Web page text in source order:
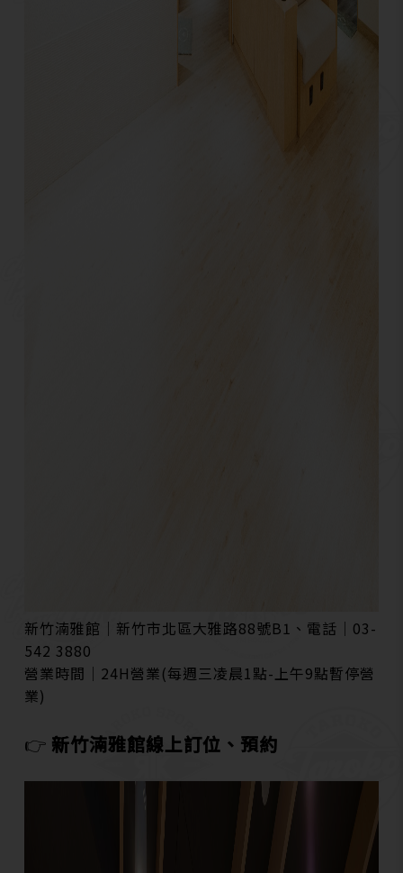
新竹湳雅館│新竹市北區大雅路88號B1、電話│ 03-
542 3880
營業時間│24H營業(每週三凌晨1點-上午9點暫停營
業)
👉 新竹湳雅館線上訂位、預約